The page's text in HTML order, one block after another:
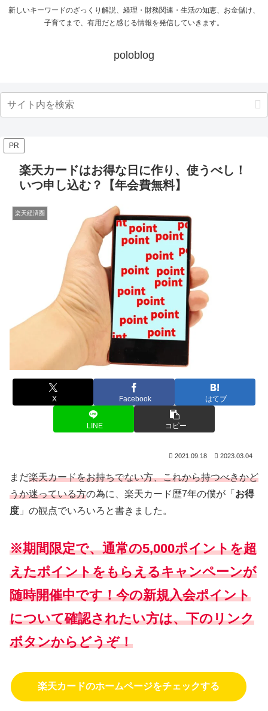
新しいキーワードのざっくり解説、経理・財務関連・生活の知恵、お金儲け、
子育てまで、有用だと感じる情報を発信していきます。
poloblog
PR
楽天カードはお得な日に作り、使うべし！
いつ申し込む？【年会費無料】
楽天経済圏
X Facebook はてブ
LINE コピー
2021.09.18 2023.03.04
まだ楽天カードをお持ちでない方、これから持つべきかど
うか迷っている方の為に、楽天カード歴7年の僕が「 お得
度 」の観点でいろいろと書きました。
※期間限定で、通常の5,000ポイントを超
えたポイントをもらえるキャンペーンが
随時開催中です！今の新規入会ポイント
について確認されたい方は、下のリンク
ボタンからどうぞ！
楽天カードのホームページをチェックする